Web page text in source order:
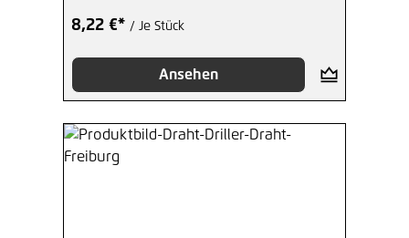
8,22 €* / Je Stück
Ansehen